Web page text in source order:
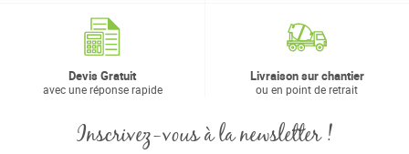
Devis Gratuit
avec une réponse rapide
Livraison sur chantier
ou en point de retrait
Inscrivez-vous à la newsletter !